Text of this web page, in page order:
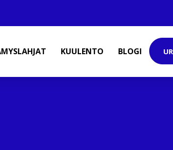
KUULENTO BLOGI